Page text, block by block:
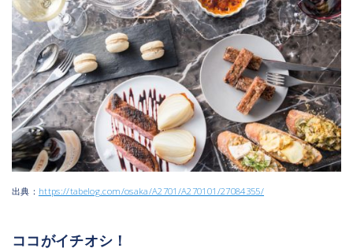
出典： https://tabelog.com/osaka/A2701/A270101/27084355/
ココがイチオシ！